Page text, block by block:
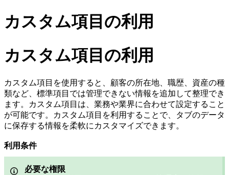
カスタム項目の利用
カスタム項目の利用
カスタム項目を使用すると、顧客の所在地、職歴、資産の種
類など、標準項目では管理できない情報を追加して整理でき
ます。カスタム項目は、業務や業界に合わせて設定すること
が可能です。カスタム項目を利用することで、タブのデータ
に保存する情報を柔軟にカスタマイズできます。
利用条件
必要な権限